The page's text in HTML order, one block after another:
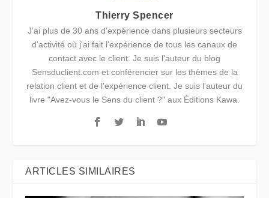
Thierry Spencer
J'ai plus de 30 ans d'expérience dans plusieurs secteurs
d'activité où j'ai fait l'expérience de tous les canaux de
contact avec le client. Je suis l'auteur du blog
Sensduclient.com et conférencier sur les thèmes de la
relation client et de l'expérience client. Je suis l'auteur du
livre "Avez-vous le Sens du client ?" aux Éditions Kawa.
ARTICLES SIMILAIRES